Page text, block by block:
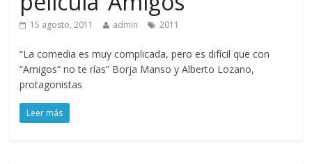
15 agosto, 2011 admin 2011
“La comedia es muy complicada, pero es difícil que con
“Amigos” no te rías” Borja Manso y Alberto Lozano,
protagonistas
Leer más